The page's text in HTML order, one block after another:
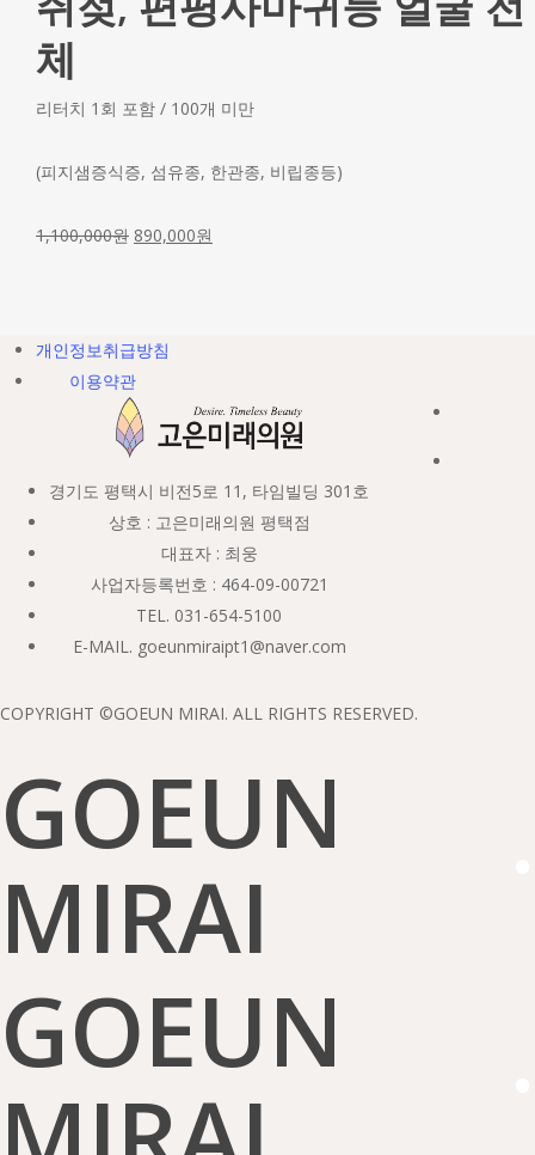
체
리터치 1회 포함 / 100개 미만
(피지샘증식증, 섬유종, 한관종, 비립종등)
1,100,000원 890,000원
개인정보취급방침
이용약관
경기도 평택시 비전5로 11, 타임빌딩 301호
상호 : 고은미래의원 평택점
대표자 : 최웅
사업자등록번호 : 464-09-00721
TEL. 031-654-5100
E-MAIL. goeunmiraipt1@naver.com
COPYRIGHT ©GOEUN MIRAI. ALL RIGHTS RESERVED.
GOEUN
MIRAI
GOEUN